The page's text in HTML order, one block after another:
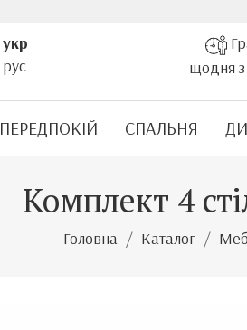
укр
рус
щодня
ПЕРЕДПОКІЙ СПАЛЬНЯ
Комплект 4
Головна Каталог